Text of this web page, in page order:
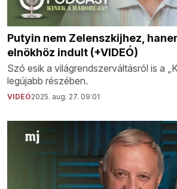
Putyin nem Zelenszkijhez,
elnökhöz indult (+VIDEÓ)
Szó esik a világrendszerváltásról is a
legújabb részében.
VIDEÓ2025. aug. 27. 09:01